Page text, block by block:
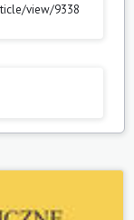
view/9338